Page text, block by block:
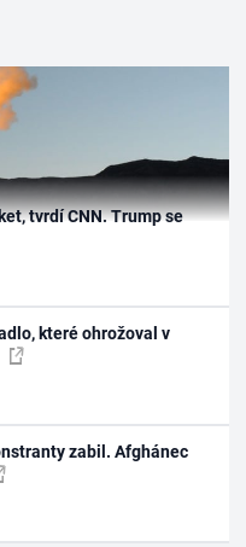
tvrdí CNN. Trump se
které ohrožoval v
zabil. Afghánec